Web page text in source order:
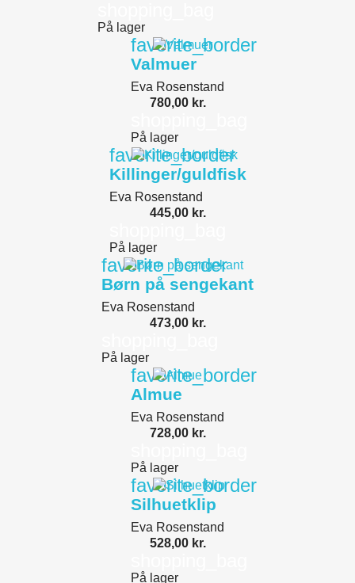
På lager
favorite_border
Valmuer
Eva Rosenstand
780,00 kr.
På lager
favorite_border
Killinger/guldfisk
Eva Rosenstand
445,00 kr.
På lager
favorite_border
Børn på sengekant
Eva Rosenstand
473,00 kr.
På lager
favorite_border
Almue
Eva Rosenstand
728,00 kr.
På lager
favorite_border
Silhuetklip
Eva Rosenstand
528,00 kr.
På lager